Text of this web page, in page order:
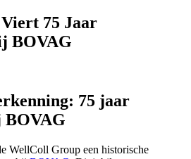
75 Jaar
BOVAG
75 jaar
BOVAG
WellColl Group een historische